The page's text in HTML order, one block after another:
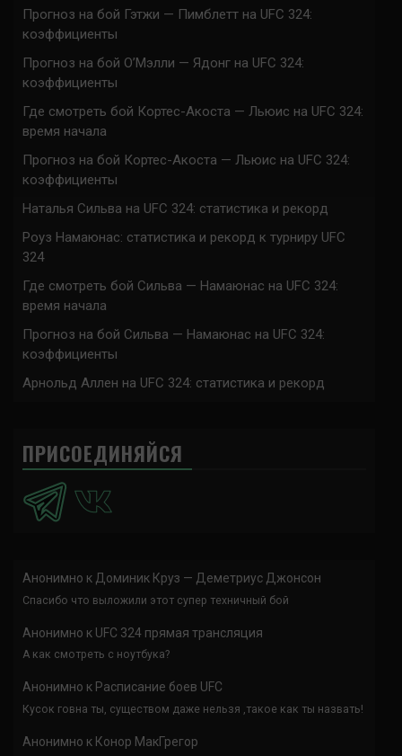
Прогноз на бой Гэтжи — Пимблетт на UFC 324:
коэффициенты
Прогноз на бой О’Мэлли — Ядонг на UFC 324:
коэффициенты
Где смотреть бой Кортес-Акоста — Льюис на UFC 324:
время начала
Прогноз на бой Кортес-Акоста — Льюис на UFC 324:
коэффициенты
Наталья Сильва на UFC 324: статистика и рекорд
Роуз Намаюнас: статистика и рекорд к турниру UFC
324
Где смотреть бой Сильва — Намаюнас на UFC 324:
время начала
Прогноз на бой Сильва — Намаюнас на UFC 324:
коэффициенты
Арнольд Аллен на UFC 324: статистика и рекорд
ПРИСОЕДИНЯЙСЯ
Анонимно к Доминик Круз — Деметриус Джонсон
Спасибо что выложили этот супер техничный бой
Анонимно к UFC 324 прямая трансляция
А как смотреть с ноутбука?
Анонимно к Расписание боев UFC
Кусок говна ты, существом даже нельзя ,такое как ты назвать!
Анонимно к Конор МакГрегор